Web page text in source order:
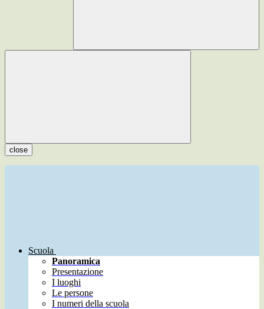
close
Scuola
Panoramica
Presentazione
I luoghi
Le persone
I numeri della scuola